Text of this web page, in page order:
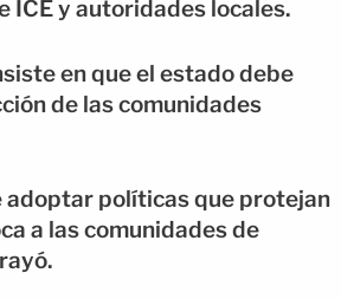
ICE y autoridades locales.
en que el estado debe
de las comunidades
adoptar políticas que protejan
a las comunidades de